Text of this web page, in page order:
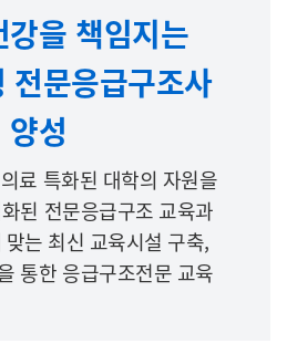
강을 책임지는
전문응급구조사
양성
료 특화된 대학의 자원을
된 전문응급구조 교육과
는 최신 교육시설 구축,
통한 응급구조전문 교육